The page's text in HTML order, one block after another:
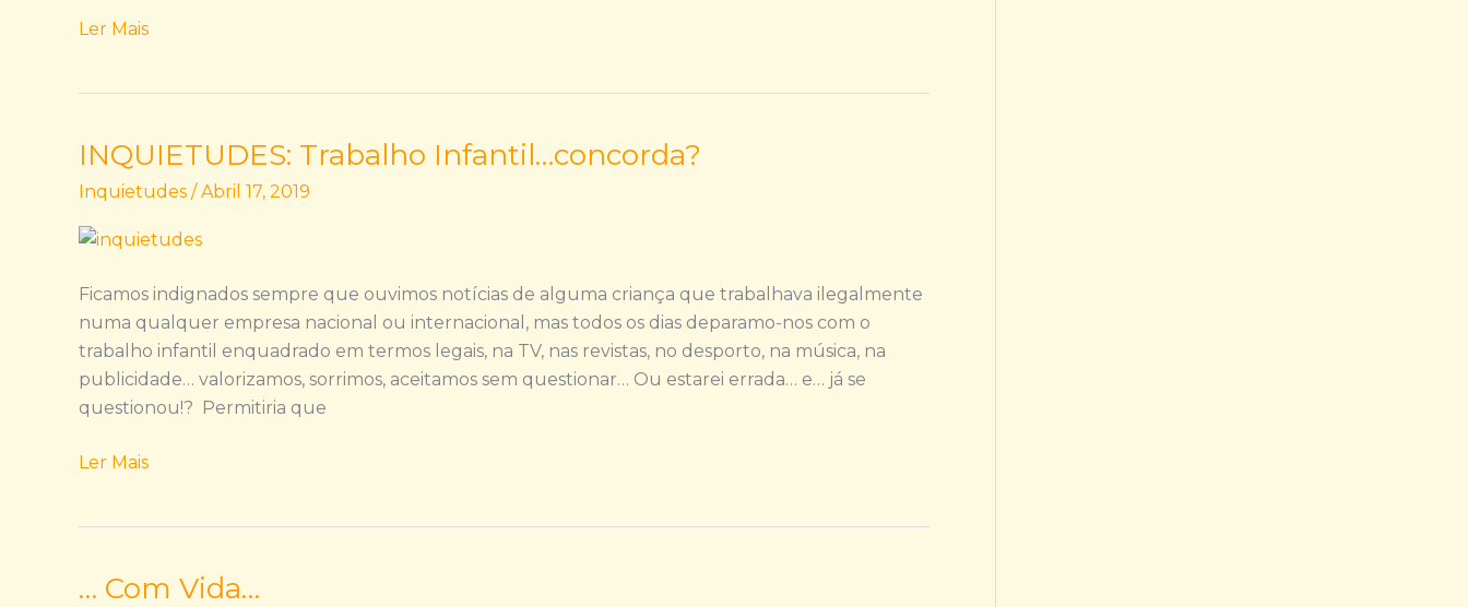
Ler Mais
INQUIETUDES: Trabalho Infantil…concorda?
Inquietudes /Abril 17, 2019
Ficamos indignados sempre que ouvimos notícias de alguma criança que trabalhava ilegalmente
numa qualquer empresa nacional ou internacional, mas todos os dias deparamo-nos com o
trabalho infantil enquadrado em termos legais, na TV, nas revistas, no desporto, na música, na
publicidade… valorizamos, sorrimos, aceitamos sem questionar… Ou estarei errada… e… já se
questionou!? Permitiria que
INQUIETUDES:
Trabalho
Infantil…
concorda?
Ler Mais
… Com Vida…